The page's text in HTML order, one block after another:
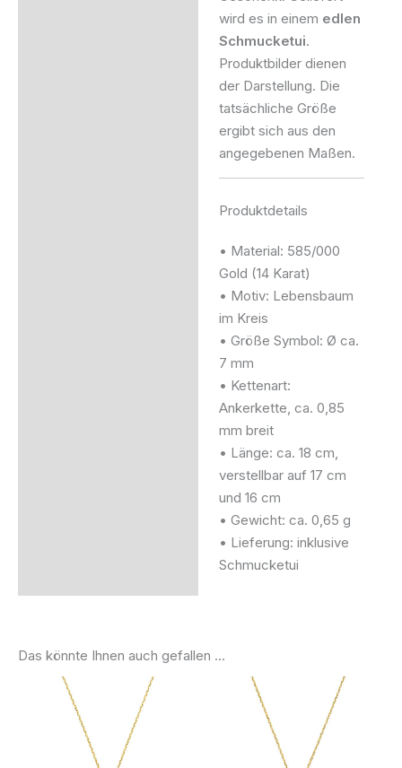
wird es in einem edlen
Schmucketui.
Produktbilder dienen
der Darstellung. Die
tatsächliche Größe
ergibt sich aus den
angegebenen Maßen.
Produktdetails
• Material: 585/000
Gold (14 Karat)
• Motiv: Lebensbaum
im Kreis
• Größe Symbol: Ø ca.
7 mm
• Kettenart:
Ankerkette, ca. 0,85
mm breit
• Länge: ca. 18 cm,
verstellbar auf 17 cm
und 16 cm
• Gewicht: ca. 0,65 g
• Lieferung: inklusive
Schmucketui
Das könnte Ihnen auch gefallen …